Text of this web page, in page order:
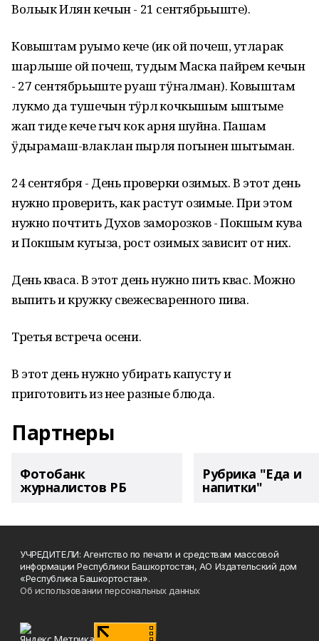
Вольык Илян кечын - 21 сентябрьыште).
Ковыштам руымо кече (ик ой почеш, утларак
шарлыше ой почеш, тудым Маска пайрем кечын
- 27 сентябрьыште руаш тӱҥалман). Ковыштам
лукмо да тушечын тӱрлӧ кочкышым ыштыме
жап тиде кече гыч кок арня шуйна. Пашам
ӱдырамаш-влаклан пырля погынен шытыман.
24 сентября - День проверки озимых. В этот день
нужно проверить, как растут озимые. При этом
нужно почтить Духов заморозков - Покшым кува
и Покшым кугыза, рост озимых зависит от них.
День кваса. В этот день нужно пить квас. Можно
выпить и кружку свежесваренного пива.
Третья встреча осени.
В этот день нужно убирать капусту и
приготовить из нее разные блюда.
Партнеры
Фотобанк
журналистов РБ
Рубрика "Еда и
напитки"
УЧРЕДИТЕЛИ: Агентство по печати и средствам массовой
информации Республики Башкортостан, АО Издательский дом
«Республика Башкортостан».
Об использовании персональных данных